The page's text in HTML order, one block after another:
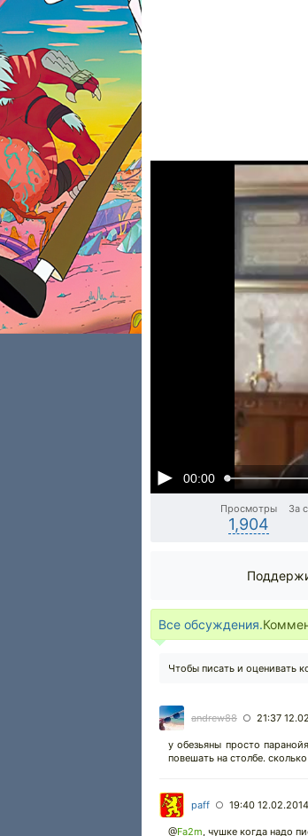
00:00
Просмотры
1,904
За
Все обсуждения.
Чтобы писать и оценивать
andrew88 ○ 21:37
у обезьяны просто
повешать на столбе.
paff ○ 19:40 12.02.2014
@Fa2m, чушке когда надо